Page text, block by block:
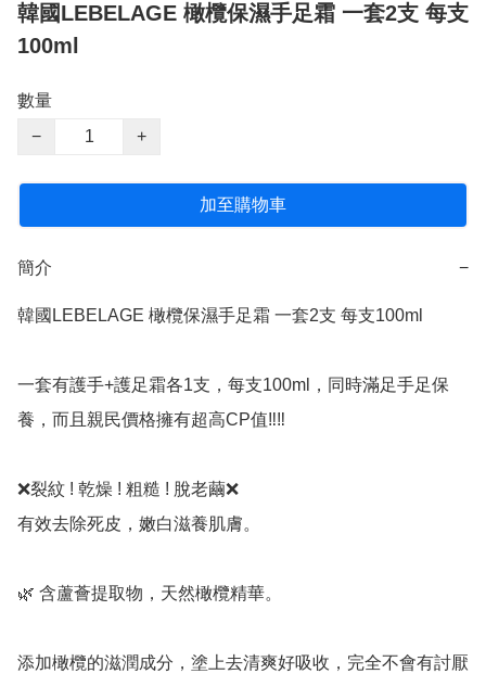
韓國LEBELAGE 橄欖保濕手足霜 一套2支 每支
100ml
數量
−
+
加至購物車
簡介 −
韓國LEBELAGE 橄欖保濕手足霜 一套2支 每支100ml
一套有護手+護足霜各1支，每支100ml，同時滿足手足保
養，而且親民價格擁有超高CP值‼️‼️
❌️裂紋 ! 乾燥 ! 粗糙 ! 脫老繭❌️
有效去除死皮，嫩白滋養肌膚。
🌿 含蘆薈提取物，天然橄欖精華。
添加橄欖的滋潤成分，塗上去清爽好吸收，完全不會有討厭